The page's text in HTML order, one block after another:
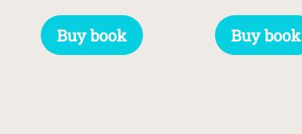
Buy book Buy book